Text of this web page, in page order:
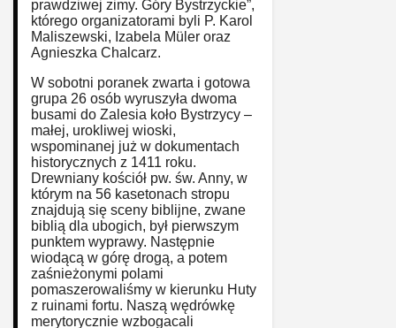
prawdziwej zimy. Góry Bystrzyckie”,
którego organizatorami byli P. Karol
Maliszewski, Izabela Müler oraz
Agnieszka Chalcarz.
W sobotni poranek zwarta i gotowa
grupa 26 osób wyruszyła dwoma
busami do Zalesia koło Bystrzycy –
małej, urokliwej wioski,
wspominanej już w dokumentach
historycznych z 1411 roku.
Drewniany kościół pw. św. Anny, w
którym na 56 kasetonach stropu
znajdują się sceny biblijne, zwane
biblią dla ubogich, był pierwszym
punktem wyprawy. Następnie
wiodącą w górę drogą, a potem
zaśnieżonymi polami
pomaszerowaliśmy w kierunku Huty
z ruinami fortu. Naszą wędrówkę
merytorycznie wzbogacali